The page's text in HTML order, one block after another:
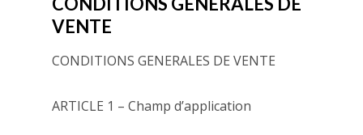
VENTE
CONDITIONS GENERALES DE VENTE
ARTICLE 1 – Champ d’application